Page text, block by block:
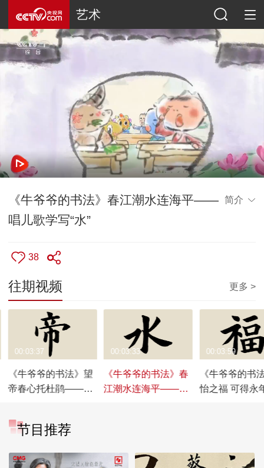
艺术
《牛爷爷的书法》春江潮水连海平——
唱儿歌学写“水”
简介
38
往期视频 更多 >
《牛爷爷的书法》望
帝春心托杜鹃——唱
00:03:37
《牛爷爷的书法》春
江潮水连海平——唱
00:03:33
《牛爷爷的书
怡之福 可得
00:03:59
节目推荐